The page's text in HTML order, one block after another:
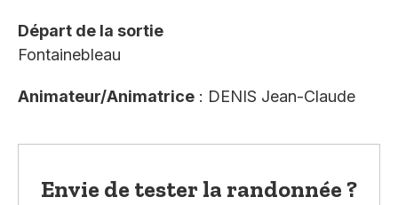
Départ de la sortie
Fontainebleau
Animateur/Animatrice : DENIS Jean-Claude
Envie de tester la randonnée ?